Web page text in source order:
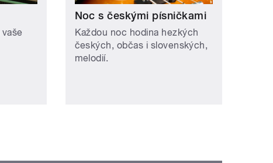
Noc s českými písničkami
Každou noc hodina hezkých
českých, občas i slovenských,
melodií.